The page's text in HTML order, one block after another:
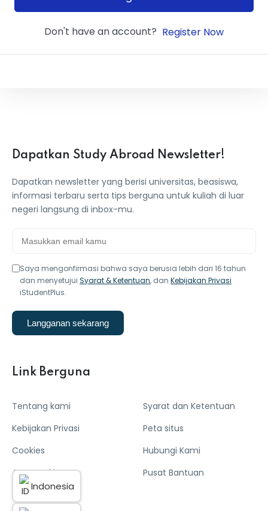
Don't have an account? Register Now
Dapatkan Study Abroad Newsletter!
Dapatkan newsletter yang berisi universitas, beasiswa,
informasi terbaru serta tips berguna untuk kuliah di luar
negeri langsung di inbox-mu.
Saya mengonfirmasi bahwa saya berusia lebih dari 16 tahun
dan menyetujui Syarat & Ketentuan, dan Kebijakan Privasi
iStudentPlus.
Langganan sekarang
Link Berguna
Tentang kami
Kebijakan Privasi
Cookies
Atur Cookies
Syarat dan Ketentuan
Peta situs
Hubungi Kami
Pusat Bantuan
Indonesia